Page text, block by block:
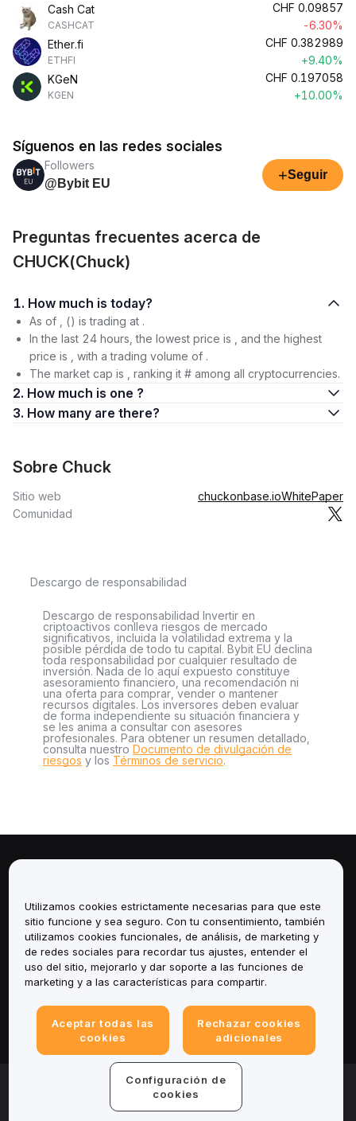
Cash Cat
CASHCAT
CHF 0.09857
-6.30%
Ether.fi
ETHFI
CHF 0.382989
+9.40%
KGeN
KGEN
CHF 0.197058
+10.00%
Síguenos en las redes sociales
Followers
@Bybit EU
+Seguir
Preguntas frecuentes acerca de
CHUCK(Chuck)
1. How much is today?
As of , () is trading at .
In the last 24 hours, the lowest price is , and the highest
price is , with a trading volume of .
The market cap is , ranking it # among all cryptocurrencies.
2. How much is one ?
3. How many are there?
Sobre Chuck
Sitio web chuckonbase.ioWhitePaper
Comunidad
Descargo de responsabilidad
Descargo de responsabilidad Invertir en
criptoactivos conlleva riesgos de mercado
significativos, incluida la volatilidad extrema y la
posible pérdida de todo tu capital. Bybit EU declina
toda responsabilidad por cualquier resultado de
inversión. Nada de lo aquí expuesto constituye
asesoramiento financiero, una recomendación ni
una oferta para comprar, vender o mantener
recursos digitales. Los inversores deben evaluar
de forma independiente su situación financiera y
se les anima a consultar con asesores
profesionales. Para obtener un resumen detallado,
consulta nuestro Documento de divulgación de
riesgos y los Términos de servicio.
Servicios
Soporte
Productos
Legal
© 2025-2026 Bybit.eu. Todos los derechos
Utilizamos cookies estrictamente necesarias para que este
sitio funcione y sea seguro. Con tu consentimiento, también
utilizamos cookies funcionales, de análisis, de marketing y
de redes sociales para recordar tus ajustes, entender el
uso del sitio, mejorarlo y dar soporte a las funciones de
marketing y a las características para compartir.
Aceptar todas las
cookies
Rechazar cookies
adicionales
Configuración de
cookies